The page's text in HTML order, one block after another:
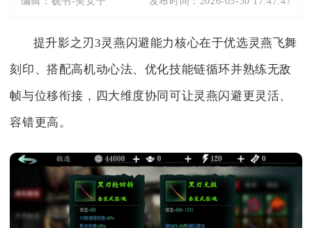
提升影之刃3灵燕闪避能力核心在于优选灵燕飞舞
刻印、搭配高机动心法、优化技能链循环并熟练无敌
帧与位移衔接，四大维度协同可让灵燕闪避更灵活、
容错更高。